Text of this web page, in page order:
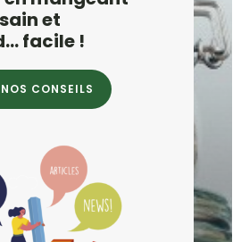
et
facile !
CONSEILS